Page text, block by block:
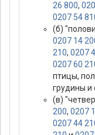
26 800,
0207 54
(б)
0207 14
210, 0207
0207 60
птицы,
грудины и
(в)
200, 0207
0207 44